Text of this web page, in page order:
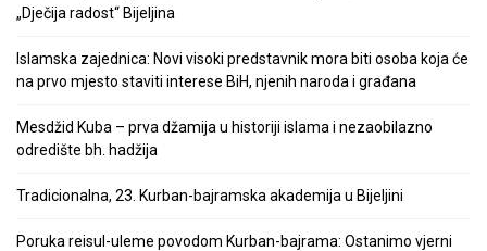
„Dječija radost“ Bijeljina
Islamska zajednica: Novi visoki predstavnik mora biti osoba koja će
na prvo mjesto staviti interese BiH, njenih naroda i građana
Mesdžid Kuba – prva džamija u historiji islama i nezaobilazno
odredište bh. hadžija
Tradicionalna, 23. Kurban-bajramska akademija u Bijeljini
Poruka reisul-uleme povodom Kurban-bajrama: Ostanimo vjerni